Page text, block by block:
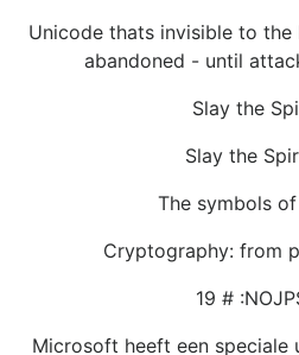
Unicode thats invisible to the
abandoned - until
Slay the
Slay the
The symbols
Cryptography: from
19 #
Microsoft heeft een speciale